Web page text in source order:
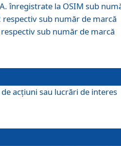
înregistrate la OSIM sub
sub număr de marcă
sub număr de marcă
acţiuni sau lucrări de interes